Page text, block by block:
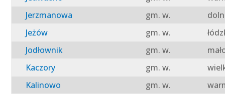
Jerzmanowa
gm. w.
Jeżów
gm. w.
Jodłownik
gm. w.
Kaczory
gm. w.
Kalinowo
gm. w.